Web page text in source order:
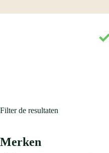
Filter de resultaten
Merken